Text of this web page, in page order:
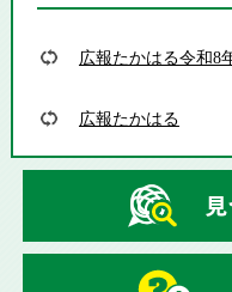
広報たかはる令和8
広報たかはる